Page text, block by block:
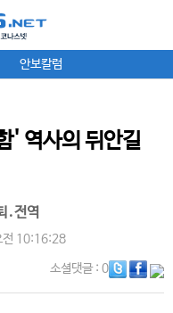
안보칼럼
' 역사의 뒤안길
․전역
10:16:28
소셜댓글: 0